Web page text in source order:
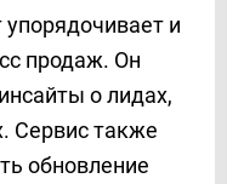
упорядочивает и
продаж. Он
о лидах,
Сервис также
обновление